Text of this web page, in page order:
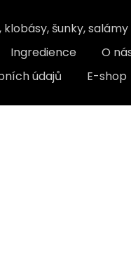
klobásy, šunky,
Ingredience O
údajů E-shop